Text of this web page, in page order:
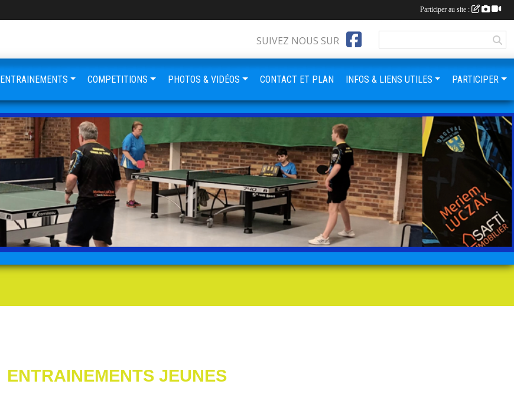
ENTRAINEMENTS JEUNES
SUIVEZ NOUS SUR
ENTRAINEMENTS COMPETITIONS PHOTOS & VIDÉOS CONTACT ET PLAN INFOS & LIENS UTILES PARTICIPER
Participer au site :